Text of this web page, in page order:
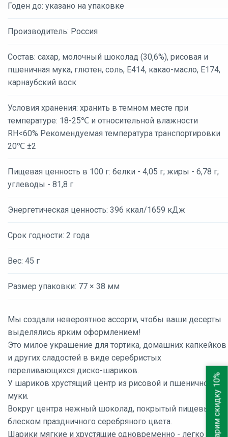
Годен до: указано на упаковке
Производитель: Россия
Состав: сахар, молочный шоколад (30,6%), рисовая и
пшеничная мука, глютен, соль, Е414, какао-масло, Е174,
карнаубский воск
Условия хранения: хранить в темном месте при
температуре: 18-25℃ и относительной влажности
RH<60% Рекомендуемая температура транспортировки
20℃ ±2
Пищевая ценность в 100 г: белки - 4,05 г; жиры - 6,78 г;
углеводы - 81,8 г
Энергетическая ценность: 396 ккал/1659 кДж
Срок годности: 2 года
Вес: 45 г
Размер упаковки: 77 × 38 мм
Мы создали невероятное ассорти, чтобы ваши десерты
выделялись ярким оформлением!
Это милое украшение для тортика, домашних капкейков
и других сладостей в виде серебристых
переливающихся диско-шариков.
У шариков хрустящий центр из рисовой и пшеничной
муки.
Вокруг центра нежный шоколад, покрытый пищевым
блеском праздничного серебряного цвета.
Шарики мягкие и хрустящие одновременно - легко
Дарим скидку 10%